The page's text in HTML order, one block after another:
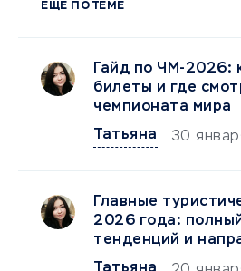
ЕЩЕ ПО ТЕМЕ
Гайд по ЧМ-2026:
билеты и где
чемпионата мира
Татьяна
30
Главные
2026 года:
тенденций и